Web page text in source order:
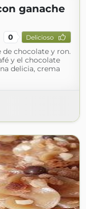
ganache
0 Delicioso
de chocolate y ron.
y el chocolate
delicia, crema